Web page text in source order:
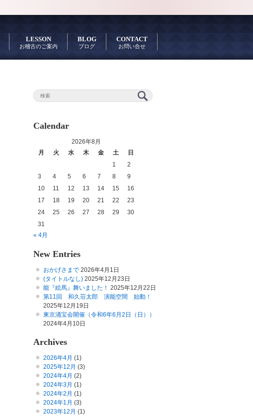
LESSON
お稽古のご案内
BLOG
ブログ
CONTACT
お問い合せ
Calendar
2026年8月
月
火 水 木 金 土
日
1
2
3
4 5 6 7 8
9
10
11 12 13 14 15
16
17
18 19 20 21 22
23
24
25 26 27 28 29
30
31
« 4月
New Entries
おかげさまで 2026年4月1日
(タイトルなし) 2025年12月23日
能『絵馬』舞いました！ 2025年12月22日
第11回 和久荘太郎 演能空間 始動！
2025年12月19日
東京涌宝会開催（令和6年6月2日（日））
2024年4月10日
Archives
2026年4月 (1)
2025年12月 (3)
2024年4月 (2)
2024年3月 (1)
2024年2月 (1)
2024年1月 (3)
2023年12月 (1)